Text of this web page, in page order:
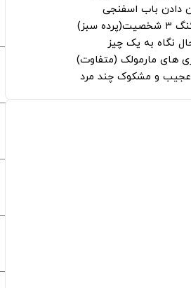
دادن باب اسفنجی
سبز)
نگاه به یک چیز
های مارمولک (متفاوت)
عجیب و مشکوک چند مرد